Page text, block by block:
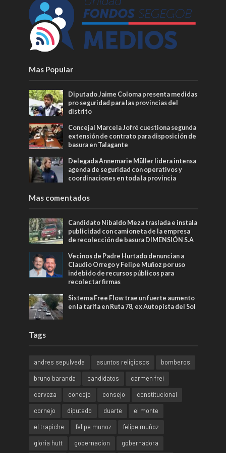
Mas Popular
Diputado Jaime Coloma presenta medidas
pro seguridad para las provincias del
distrito
Concejal Marcela Jofré cuestiona segunda
extensión de contrato para disposición de
basura en Talagante
Delegada Annemarie Müller lidera intensa
agenda de seguridad con operativos y
coordinaciones en toda la provincia
Mas comentados
Candidato Nibaldo Meza traslada e instala
publicidad con camioneta de la empresa
de recolección de basura DIMENSIÓN S.A
Vecinos de Padre Hurtado denuncian a
Claudio Orrego y Felipe Muñoz por uso
indebido de recursos públicos para
recolectar firmas
Sistema Free Flow trae un fuerte aumento
en la tarifa en Ruta 78, ex Autopista del Sol
Tags
andres sepulveda asuntos religiosos
bomberos
bruno baranda
candidatos
carmen frei
cerveza
concejo consejo
constitucional
cornejo
diputado duarte
el monte
el trapiche
felipe munoz
felipe muñoz
gloria hutt
gobernacion gobernadora